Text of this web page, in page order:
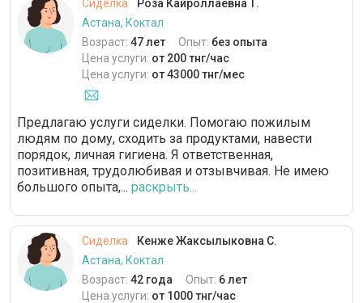
Сиделка
Роза Кайроллаевна Т.
Астана, Коктал
Возраст: 47 лет Опыт: без опыта
Цена услуги: от 200 тнг/час
Цена услуги: от 43000 тнг/мес
Предлагаю услуги сиделки. Помогаю пожилым
людям по дому, сходить за продуктами, навести
порядок, личная гигиена. Я ответственная,
позитивная, трудолюбивая и отзывчивая. Не имею
большого опыта,... раскрыть...
Сиделка
Кенже Жаксылыковна С.
Астана, Коктал
Возраст: 42 года Опыт: 6 лет
Цена услуги: от 1000 тнг/час